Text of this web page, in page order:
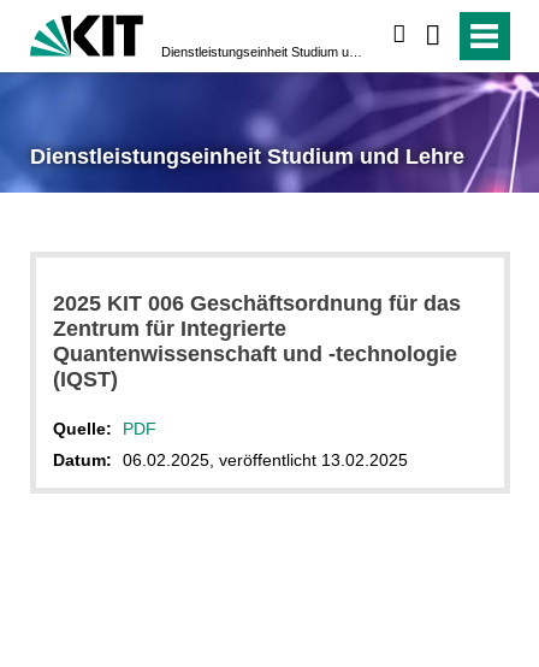
Dienstleistungseinheit Studium und Lehre
2025 KIT 006 Geschäftsordnung für das
Zentrum für Integrierte
Quantenwissenschaft und -technologie
(IQST)
Quelle:
PDF
Datum:
06.02.2025, veröffentlicht 13.02.2025